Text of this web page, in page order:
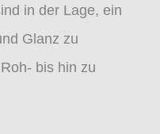
in der Lage, ein
Glanz zu
bis hin zu